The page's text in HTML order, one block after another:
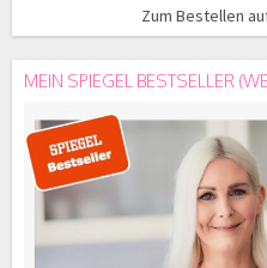
Zum Bestellen
MEIN SPIEGEL BESTSELLER